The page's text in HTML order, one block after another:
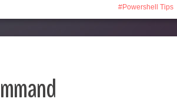
Powershell Tips